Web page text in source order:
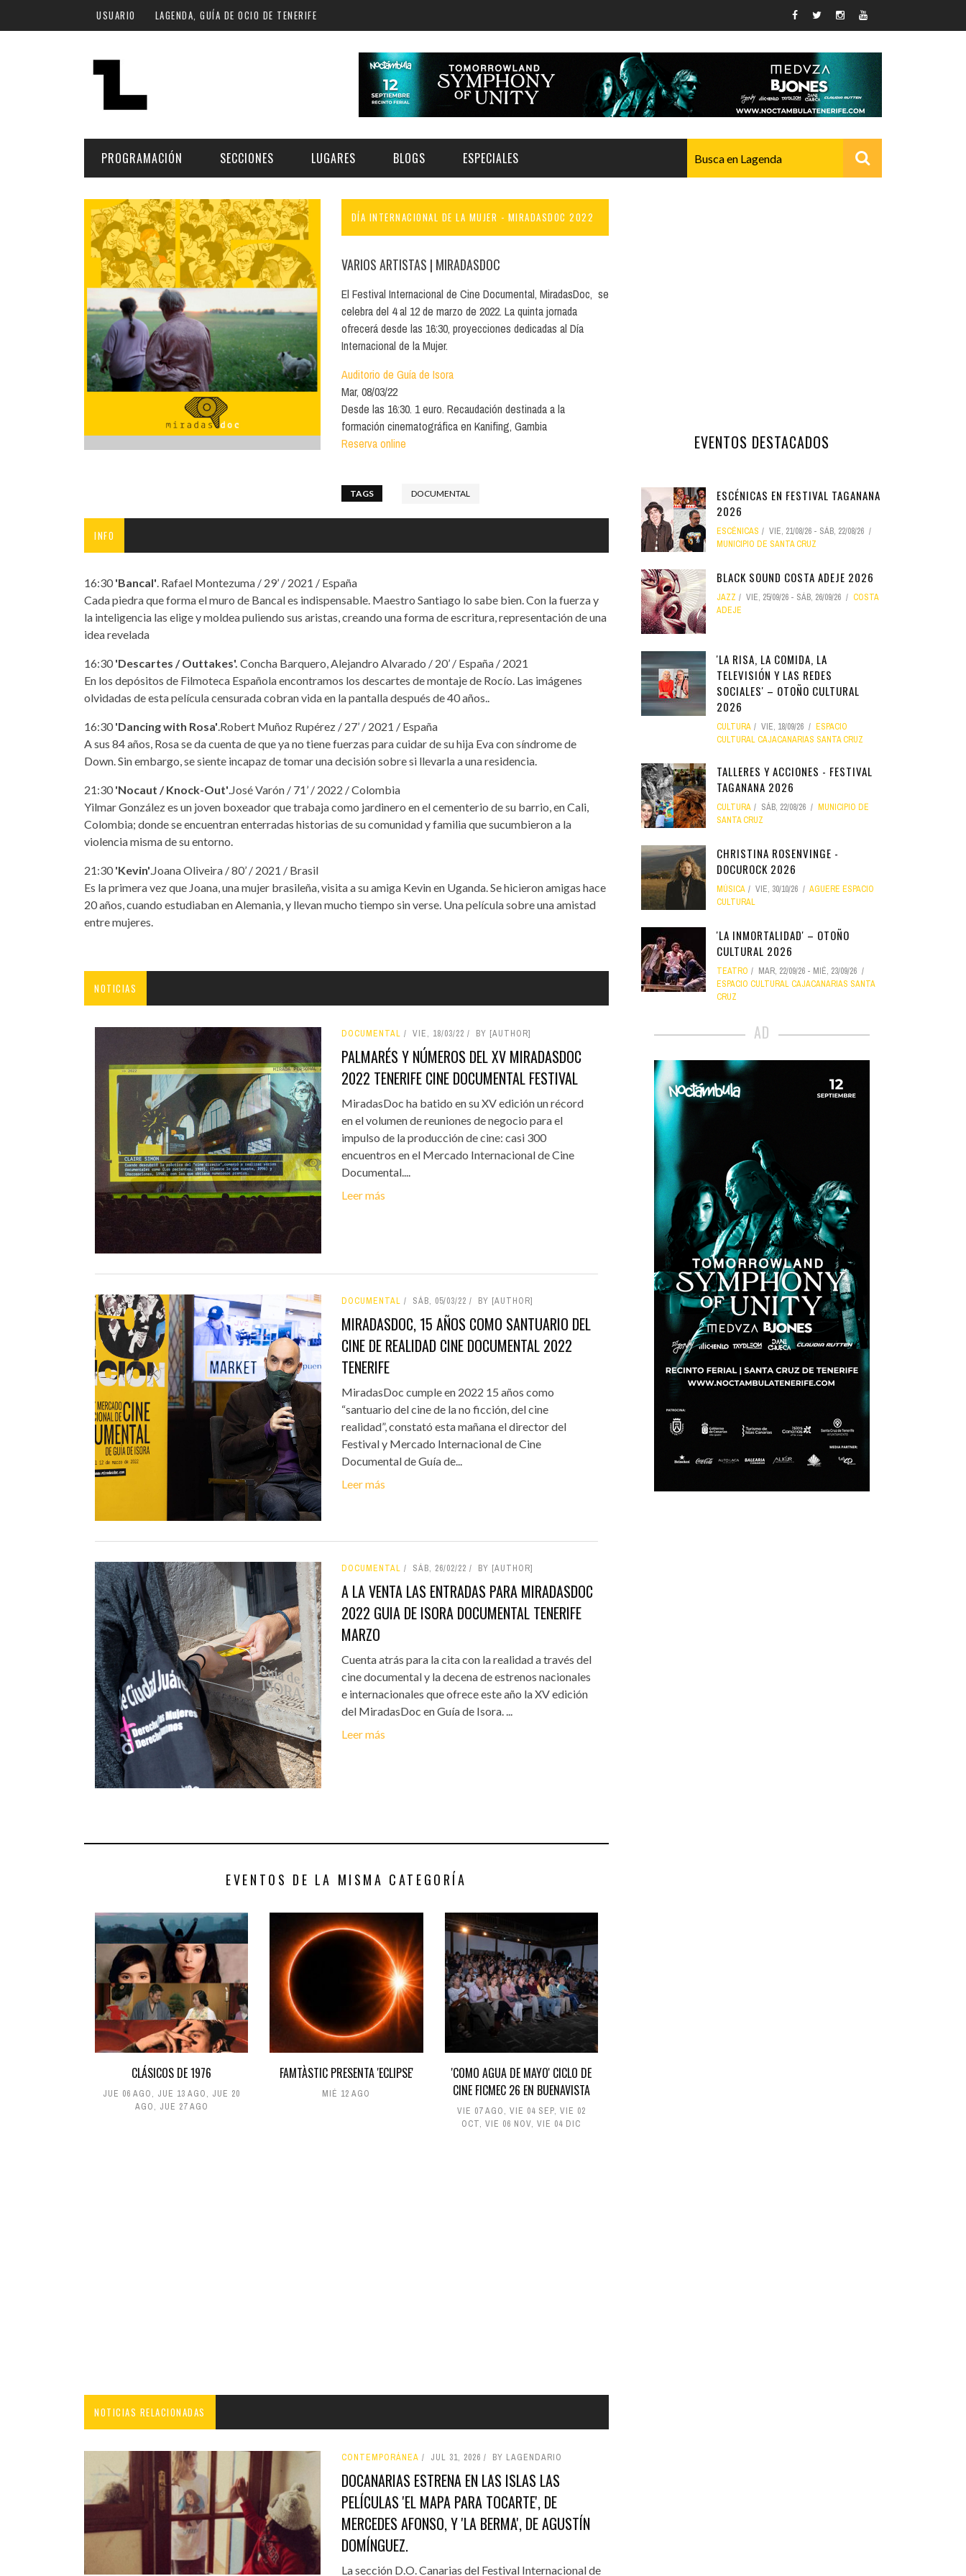
Pasar al contenido principal
USUARIO LAGENDA, GUÍA DE OCIO DE TENERIFE
PROGRAMACIÓN
FECHA
Hoy
Plan Finde
LUGAR
Norte
Santa Cruz | La Laguna
Deporte y Naturaleza
Gastro
Escénicas
SECCIONES
MÚSICA
ESCÉNICAS
CULTURA
GASTRONOMÍA
INFANTIL
LUGARES
ARTE | MUSEOS
ESPACIOS CULTURALES
NOCHE
LOCALES CON ACTUACIONES
COMERCIO
FORMATIVO
BLOGS ESPECIALES
FESTIVAL BOREAL 2026
XXVII VERANO DE CUENTO
DÍA INTERNACIONAL DE LA MUJER - MIRADASDOC 2022
VARIOS ARTISTAS | MIRADASDOC
El Festival Internacional de Cine Documental, MiradasDoc, se
celebra del 4 al 12 de marzo de 2022. La quinta jornada
ofrecerá desde las 16:30, proyecciones dedicadas al Día
Internacional de la Mujer.
Auditorio de Guía de Isora
Mar, 08/03/22
Desde las 16:30. 1 euro. Recaudación destinada a la
formación cinematográfica en Kanifing, Gambia
Reserva online
TAGS DOCUMENTAL
INFO
16:30 'Bancal'. Rafael Montezuma / 29’ / 2021 / España
Cada piedra que forma el muro de Bancal es indispensable. Maestro Santiago lo sabe bien. Con la fuerza y
la inteligencia las elige y moldea puliendo sus aristas, creando una forma de escritura, representación de una
idea revelada
16:30 'Descartes / Outtakes'. Concha Barquero, Alejandro Alvarado / 20’ / España / 2021
En los depósitos de Filmoteca Española encontramos los descartes de montaje de Rocío. Las imágenes
olvidadas de esta película censurada cobran vida en la pantalla después de 40 años..
16:30 'Dancing with Rosa'.Robert Muñoz Rupérez / 27’ / 2021 / España
A sus 84 años, Rosa se da cuenta de que ya no tiene fuerzas para cuidar de su hija Eva con síndrome de
Down. Sin embargo, se siente incapaz de tomar una decisión sobre si llevarla a una residencia.
21:30 'Nocaut / Knock-Out'.José Varón / 71’ / 2022 / Colombia
Yilmar González es un joven boxeador que trabaja como jardinero en el cementerio de su barrio, en Cali,
Colombia; donde se encuentran enterradas historias de su comunidad y familia que sucumbieron a la
violencia misma de su entorno.
21:30 'Kevin'.Joana Oliveira / 80’ / 2021 / Brasil
Es la primera vez que Joana, una mujer brasileña, visita a su amiga Kevin en Uganda. Se hicieron amigas hace
20 años, cuando estudiaban en Alemania, y llevan mucho tiempo sin verse. Una película sobre una amistad
entre mujeres.
NOTICIAS
DOCUMENTAL VIE, 18/03/22 BY [AUTHOR]
PALMARÉS Y NÚMEROS DEL XV MIRADASDOC
2022 TENERIFE CINE DOCUMENTAL FESTIVAL
MiradasDoc ha batido en su XV edición un récord
en el volumen de reuniones de negocio para el
impulso de la producción de cine: casi 300
encuentros en el Mercado Internacional de Cine
Documental....
Leer más
DOCUMENTAL SÁB, 05/03/22 BY [AUTHOR]
MIRADASDOC, 15 AÑOS COMO SANTUARIO DEL
CINE DE REALIDAD CINE DOCUMENTAL 2022
TENERIFE
MiradasDoc cumple en 2022 15 años como
“santuario del cine de la no ficción, del cine
realidad”, constató esta mañana el director del
Festival y Mercado Internacional de Cine
Documental de Guía de...
Leer más
DOCUMENTAL SÁB, 26/02/22 BY [AUTHOR]
A LA VENTA LAS ENTRADAS PARA MIRADASDOC
2022 GUIA DE ISORA DOCUMENTAL TENERIFE
MARZO
Cuenta atrás para la cita con la realidad a través del
cine documental y la decena de estrenos nacionales
e internacionales que ofrece este año la XV edición
del MiradasDoc en Guía de Isora. ...
Leer más
EVENTOS DE LA MISMA CATEGORÍA
CLÁSICOS DE 1976
JUE 06 AGO, JUE 13 AGO, JUE 20
AGO, JUE 27 AGO
FAMTÀSTIC PRESENTA 'ECLIPSE'
MIÉ 12 AGO
'COMO AGUA DE MAYO' CICLO DE
CINE FICMEC 26 EN BUENAVISTA
VIE 07 AGO, VIE 04 SEP, VIE 02
OCT,VIE 06 NOV,VIE 04 DIC
NOTICIAS RELACIONADAS
CONTEMPORÁNEA JUL 31, 2026 BY LAGENDARIO
DOCANARIAS ESTRENA EN LAS ISLAS LAS
PELÍCULAS 'EL MAPA PARA TOCARTE', DE
MERCEDES AFONSO, Y 'LA BERMA', DE AGUSTÍN
DOMÍNGUEZ.
La sección D.O. Canarias del Festival Internacional de
EVENTOS DESTACADOS
ESCÉNICAS EN FESTIVAL TAGANANA
2026
ESCÉNICAS VIE, 21/08/26 - SÁB, 22/08/26
MUNICIPIO DE SANTA CRUZ
BLACK SOUND COSTA ADEJE 2026
JAZZ VIE, 25/09/26 - SÁB, 26/09/26
COSTA
ADEJE
'LA RISA, LA COMIDA, LA
TELEVISIÓN Y LAS REDES
SOCIALES' – OTOÑO CULTURAL
2026
CULTURA VIE, 18/09/26
ESPACIO
CULTURAL CAJACANARIAS SANTA CRUZ
TALLERES Y ACCIONES - FESTIVAL
TAGANANA 2026
CULTURA SÁB, 22/08/26
MUNICIPIO DE
SANTA CRUZ
CHRISTINA ROSENVINGE -
DOCUROCK 2026
MÚSICA VIE, 30/10/26
AGUERE ESPACIO
CULTURAL
'LA INMORTALIDAD' – OTOÑO
CULTURAL 2026
TEATRO MAR, 22/09/26 - MIÉ, 23/09/26
ESPACIO CULTURAL CAJACANARIAS SANTA
CRUZ
AD